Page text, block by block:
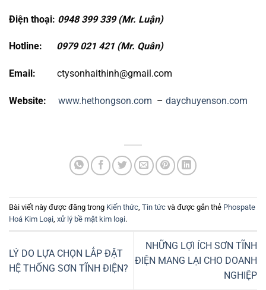
Điện thoại: 0948 399 339 (Mr. Luận)
Hotline: 0979 021 421 (Mr. Quân)
Email: ctysonhaithinh@gmail.com
Website: www.hethongson.com – daychuyenson.com
Bài viết này được đăng trong Kiến thức, Tin tức và được gắn thẻ Phospate
Hoá Kim Loại, xử lý bề mặt kim loại.
LÝ DO LỰA CHỌN LẮP ĐẶT
HỆ THỐNG SƠN TĨNH ĐIỆN?
NHỮNG LỢI ÍCH SƠN TĨNH
ĐIỆN MANG LẠI CHO DOANH
NGHIỆP